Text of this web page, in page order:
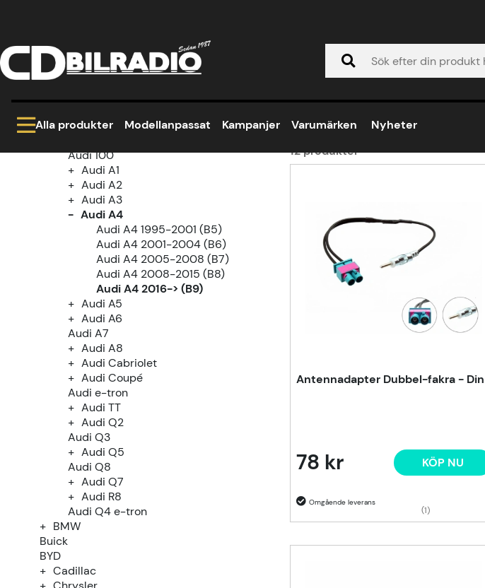
Alla produkter Modellanpassat Kampanjer Varumärken Nyheter
Kategoriträd
Alfa Romeo
Audi 100
Audi A1
Audi A2
Audi A3
Audi A4
Audi A4 1995-2001 (B5)
Audi A4 2001-2004 (B6)
Audi A4 2005-2008 (B7)
Audi A4 2008-2015 (B8)
Audi A4 2016-> (B9)
Audi A5
Audi A6
Audi A7
Audi A8
Audi Cabriolet
Audi Coupé
Audi e-tron
Audi TT
Audi Q2
Audi Q3
Audi Q5
Audi Q8
Audi Q7
Audi R8
Audi Q4 e-tron
BMW
Buick
BYD
Cadillac
Audi A4 2016-> (B9)
12produkter
Antennadapter Dubbel-fakra - Din
78 kr
(1)
KÖP NU